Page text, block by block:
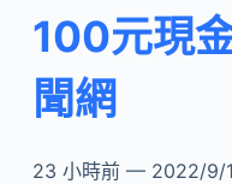
100元現
聞網
23 小時前 — 2022/9/